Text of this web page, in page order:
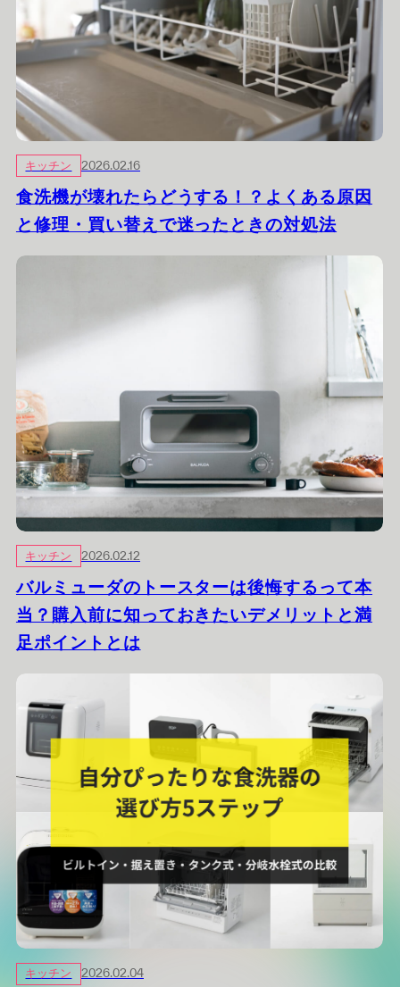
キッチン 2026.02.16
食洗機が壊れたらどうする！？よくある原因
と修理・買い替えで迷ったときの対処法
キッチン 2026.02.12
バルミューダのトースターは後悔するって本
当？購入前に知っておきたいデメリットと満
足ポイントとは
キッチン 2026.02.04